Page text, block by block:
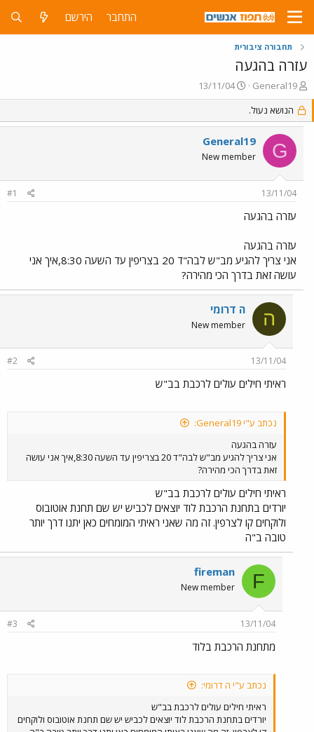
התחבר הירשם
תחבורה ציבורית
עזרה בהגעה
פ
ו
ת
ח
נ
General19
פ
ו
ס
ב
ת
13/11/04
הנושא נעול.
G
General19
New member
13/11/04
#1
עזרה בהגעה
עזרה בהגעה
אני צריך להגיע מב"ש לבה"ד 20 בצריפין עד השעה 8:30,איך אני
עושה זאת בדרך הכי מהירה?
ה ה דרומי
New member
13/11/04
#2
ראיתי חילים עולים לרכבת בב"ש
נכתב ע"י General19:
עזרה בהגעה
אני צריך להגיע מב"ש לבה"ד 20 בצריפין עד השעה 8:30,איך אני עושה
זאת בדרך הכי מהירה?
ראיתי חילים עולים לרכבת בב"ש
יורדים בתחנת הרכבת לוד יוצאים לכביש יש שם תחנת אוטובוס
ולוקחים קו לצרפין. זה מה שאני ראיתי המומחים כאן יתנו דרך יותר
טובה ב"ה
F
fireman
New member
13/11/04
#3
מתחנת הרכבת בלוד
נכתב ע"י ה דרומי:
ראיתי חילים עולים לרכבת בב"ש
יורדים בתחנת הרכבת לוד יוצאים לכביש יש שם תחנת אוטובוס ולוקחים